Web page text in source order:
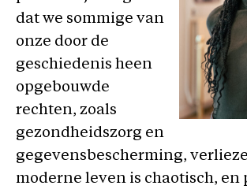
dat we sommige van
onze door de
geschiedenis heen
opgebouwde
rechten, zoals
gezondheidszorg en
gegevensbescherming,
moderne leven is chaotisch, en